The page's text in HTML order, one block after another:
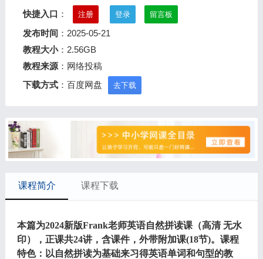
快捷入口 ： 注册 登录 留言板
发布时间 ：2025-05-21
教程大小：2.56GB
教程来源：网络投稿
下载方式：百度网盘 去下载
课程简介 课程下载
本篇为2024新版Frank老师英语自然拼读课（高清 无水
印），正课共24讲，含课件，外带附加课(18节)。课程
特色：以自然拼读为基础来习得英语单词和句型的教